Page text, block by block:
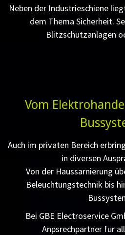
Neben der Industrieschiene
dem Thema Sicherheit.
Blitzschutzanlagen
Vom
Auch im privaten Bereich
in diversen
Von der Haussarnierung
Beleuchtungstechnik bis
Bei GBE Electroservice
Anpsrechpartner für